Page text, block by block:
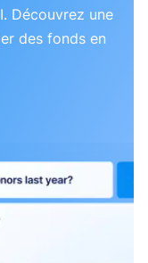
Découvrez une
des fonds en